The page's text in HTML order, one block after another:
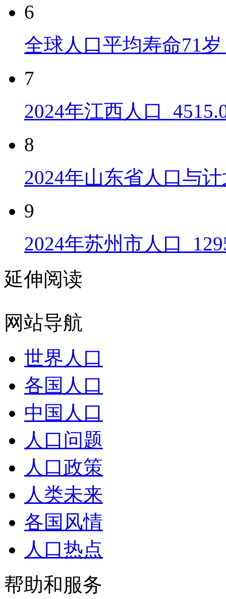
6
全球人口平均寿命71
7
2024年江西人口
8
2024年山东省人口与
9
2024年苏州市人口
延伸阅读
网站导航
世界人口
各国人口
中国人口
人口问题
人口政策
人类未来
各国风情
人口热点
帮助和服务